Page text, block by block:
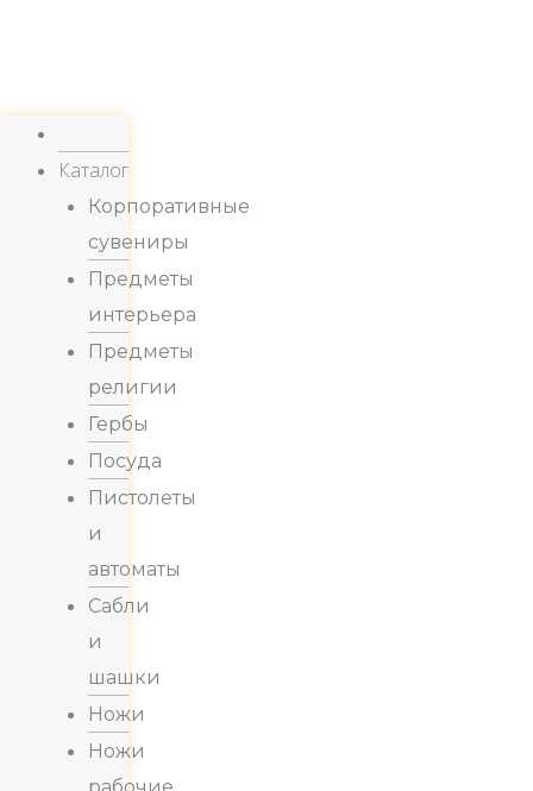
Каталог
Корпоративные
сувениры
Предметы
интерьера
Предметы
религии
Гербы
Посуда
Пистолеты
и
автоматы
Сабли
и
шашки
Ножи
Ножи